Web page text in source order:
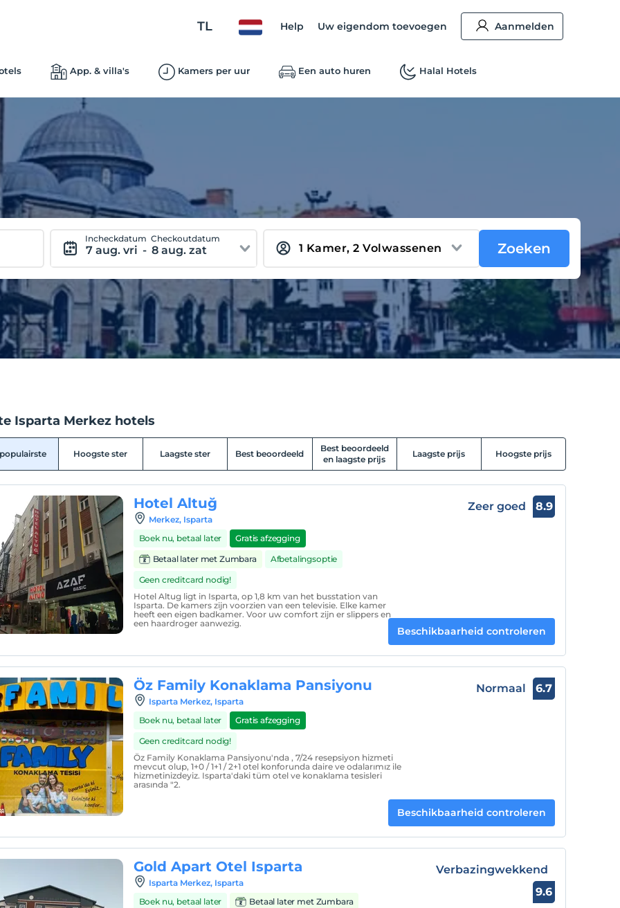
TL Help Uw eigendom toevoegen Aanmelden
App. & villa's Kamers per uur Een auto huren Halal Hotels
Incheckdatum
7 aug. vri -
Checkoutdatum
8 aug. zat Zoeken
Isparta Merkez hotels
Hoogste ster Laagste ster Best beoordeeld
Best beoordeeld
en laagste prijs
Laagste prijs Hoogste prijs
Hotel Altuğ
Merkez, Isparta
Boek nu, betaal later
Gratis afzegging
Betaal later met Zumbara
Afbetalingsoptie
Geen creditcard nodig!
Hotel Altug ligt in Isparta, op 1,8 km van het busstation van
Isparta. De kamers zijn voorzien van een televisie. Elke kamer
heeft een eigen badkamer. Voor uw comfort zijn er slippers en
een haardroger aanwezig.
Zeer goed 8.9
Beschikbaarheid controleren
Öz Family Konaklama Pansiyonu
Isparta Merkez, Isparta
Boek nu, betaal later
Gratis afzegging
Geen creditcard nodig!
Öz Family Konaklama Pansiyonu'nda , 7/24 resepsiyon hizmeti
mevcut olup, 1+0 / 1+1 / 2+1 otel konforunda daire ve odalarımız ile
hizmetinizdeyiz. Isparta'daki tüm otel ve konaklama tesisleri
arasında "2.
Normaal 6.7
Beschikbaarheid controleren
Gold Apart Otel Isparta
Isparta Merkez, Isparta
Boek nu, betaal later
Betaal later met Zumbara
Verbazingwekkend
9.6